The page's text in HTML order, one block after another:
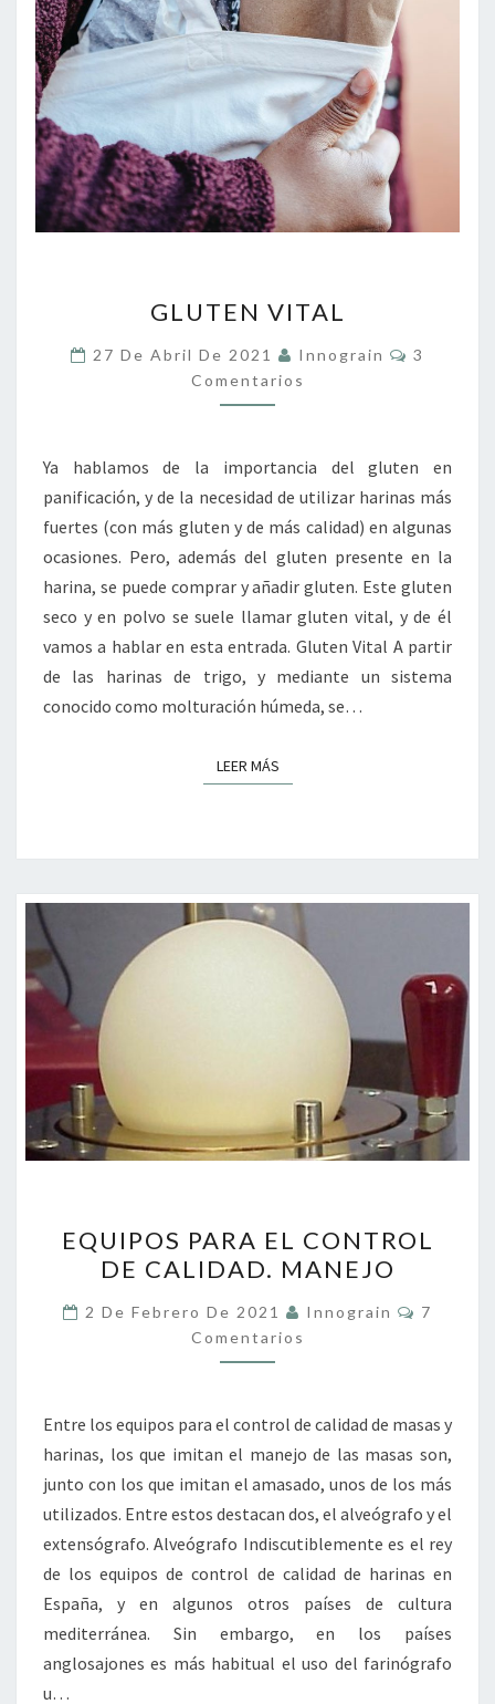
VITAL
GLUTEN VITAL
27 De Abril De 2021 Innograin
3
Comentarios
Ya hablamos de la importancia del gluten en
panificación, y de la necesidad de utilizar harinas más
fuertes (con más gluten y de más calidad) en algunas
ocasiones. Pero, además del gluten presente en la
harina, se puede comprar y añadir gluten. Este gluten
seco y en polvo se suele llamar gluten vital, y de él
vamos a hablar en esta entrada. Gluten Vital A partir
de las harinas de trigo, y mediante un sistema
conocido como molturación húmeda, se…
LEER MÁSLEER MÁS
PARA
EL
CONTROL
DE
CALIDAD.
EQUIPOS PARA EL CONTROL
DE CALIDAD. MANEJO
2 De Febrero De 2021 Innograin
7
Comentarios
Entre los equipos para el control de calidad de masas y
harinas, los que imitan el manejo de las masas son,
junto con los que imitan el amasado, unos de los más
utilizados. Entre estos destacan dos, el alveógrafo y el
extensógrafo. Alveógrafo Indiscutiblemente es el rey
de los equipos de control de calidad de harinas en
España, y en algunos otros países de cultura
mediterránea. Sin embargo, en los países
anglosajones es más habitual el uso del farinógrafo
u…